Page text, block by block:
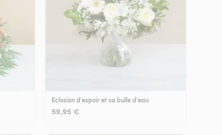
Eclosion d'espoir et sa bulle d'eau
59,95 €